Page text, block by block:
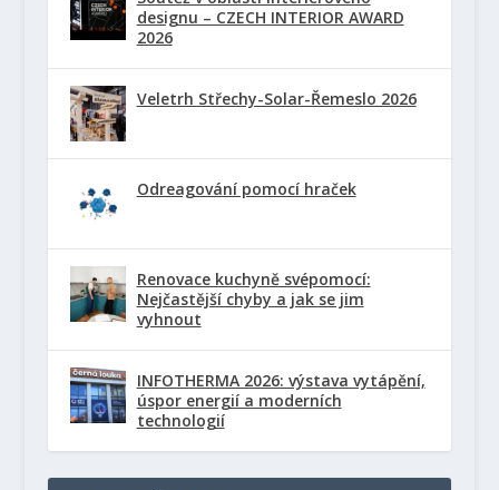
designu – CZECH INTERIOR AWARD
2026
Veletrh Střechy-Solar-Řemeslo 2026
Odreagování pomocí hraček
Renovace kuchyně svépomocí:
Nejčastější chyby a jak se jim
vyhnout
INFOTHERMA 2026: výstava vytápění,
úspor energií a moderních
technologií